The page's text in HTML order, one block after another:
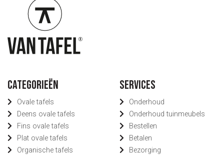
Categorieën
Ovale tafels
Deens ovale tafels
Fins ovale tafels
Plat ovale tafels
Organische tafels
Services
Onderhoud
Onderhoud tuinmeubels
Bestellen
Betalen
Bezorging